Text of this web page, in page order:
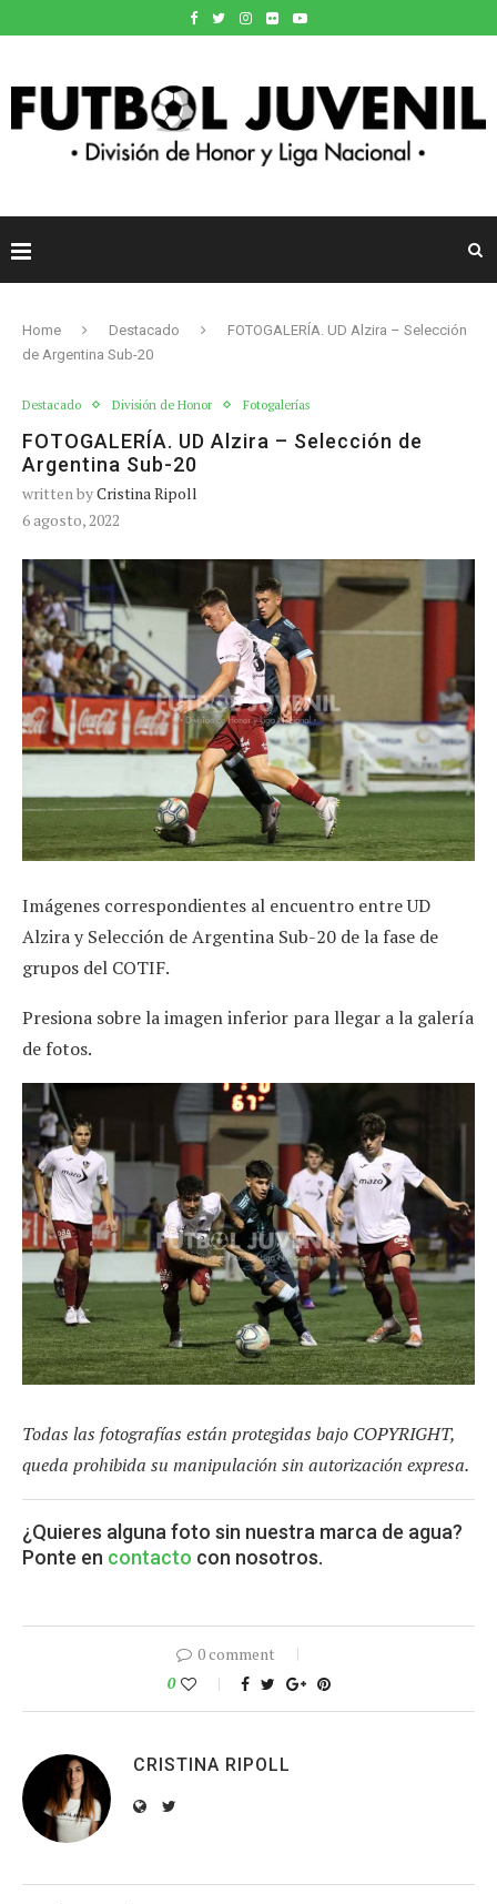
Home Destacado
FOTOGALERÍA. UD Alzira – Selección
de Argentina Sub-20
Destacado División de Honor Fotogalerías
FOTOGALERÍA. UD Alzira – Selección de
Argentina Sub-20
written byCristina Ripoll
6 agosto, 2022
Imágenes correspondientes al encuentro entre UD
Alzira y Selección de Argentina Sub-20 de la fase de
grupos del COTIF.
Presiona sobre la imagen inferior para llegar a la galería
de fotos.
Todas las fotografías están protegidas bajo COPYRIGHT,
queda prohibida su manipulación sin autorización expresa.
¿Quieres alguna foto sin nuestra marca de agua?
Ponte en contacto con nosotros.
0 comment
0
CRISTINA RIPOLL